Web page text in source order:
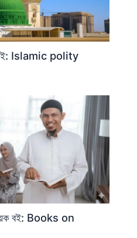
বই: Islamic polity
বই: Books on